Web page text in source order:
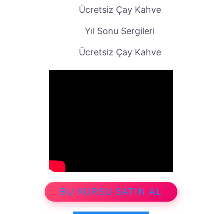
Ücretsiz Çay Kahve
Yıl Sonu Sergileri
Ücretsiz Çay Kahve
BU KURSU SATIN AL